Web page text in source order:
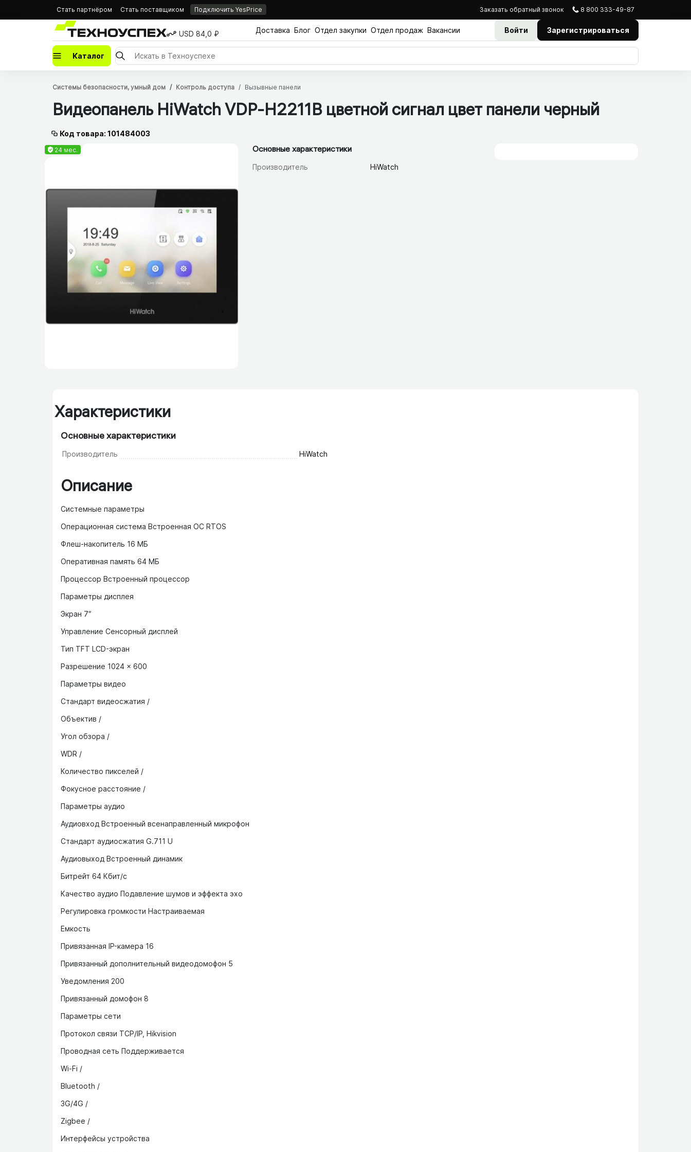
Стать партнёром Стать поставщиком Подключить YesPrice Заказать обратный звонок 8 800 333-49-87
USD 84,0 ₽ Доставка Блог Отдел закупки Отдел продаж Вакансии Войти Зарегистрироваться
Каталог
Системы безопасности, умный дом Контроль доступа Вызывные панели
Видеопанель HiWatch VDP-H2211B цветной сигнал цвет панели черный
Код товара: 101484003
24 мес. Основные характеристики
Производитель HiWatch
Характеристики
Основные характеристики
Производитель HiWatch
Описание
Системные параметры
Операционная система Встроенная ОС RTOS
Флеш-накопитель 16 МБ
Оперативная память 64 MБ
Процессор Встроенный процессор
Параметры дисплея
Экран 7″
Управление Сенсорный дисплей
Тип TFT LCD-экран
Разрешение 1024 × 600
Параметры видео
Стандарт видеосжатия /
Объектив /
Угол обзора /
WDR /
Количество пикселей /
Фокусное расстояние /
Параметры аудио
Аудиовход Встроенный всенаправленный микрофон
Стандарт аудиосжатия G.711 U
Аудиовыход Встроенный динамик
Битрейт 64 Кбит/с
Качество аудио Подавление шумов и эффекта эхо
Регулировка громкости Настраиваемая
Емкость
Привязанная IP-камера 16
Привязанный дополнительный видеодомофон 5
Уведомления 200
Привязанный домофон 8
Параметры сети
Протокол связи TCP/IP, Hikvision
Проводная сеть Поддерживается
Wi-Fi /
Bluetooth /
3G/4G /
Zigbee /
Интерфейсы устройства